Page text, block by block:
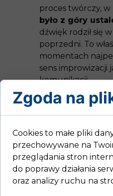
proces twórczy,
było z góry
dźwięk rodził się
poprzedni. To
momentach
sens improwizacji
komunikacji.
III set:
którym na scenie
artyści:
Roberto
Isabel Anders
Zgoda na
Cookies to małe pliki
przechowywane na
przeglądania stron
do poprawy działania
oraz analizy ruchu na